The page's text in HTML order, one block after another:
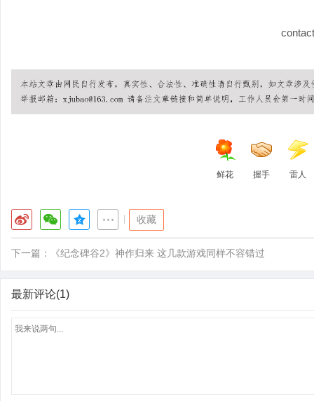
contact
鲜花 握手 雷人
收藏
下一篇： 《纪念碑谷2》神作归来 这几款游戏同样不容错过
最新评论(1)